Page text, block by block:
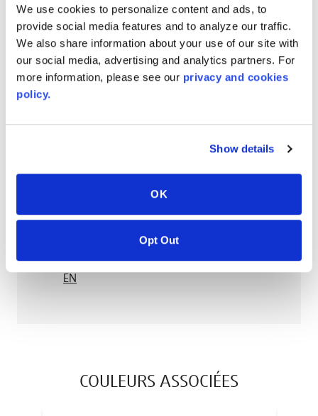
We use cookies to personalize content and ads, to
provide social media features and to analyze our traffic.
We also share information about your use of our site with
our social media, advertising and analytics partners. For
more information, please see our privacy and cookies
policy.
Show details
OK
Opt Out
AVONITE® 15 YEAR Warranty
PT # :110-118
DATE PUBLIÉE:
EN
COULEURS ASSOCIÉES